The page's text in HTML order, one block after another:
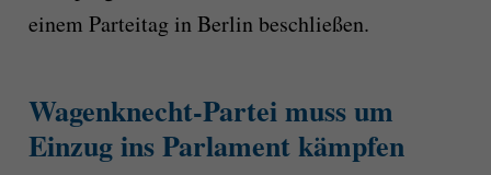
einem Parteitag in Berlin beschließen.
Wagenknecht-Partei muss um
Einzug ins Parlament kämpfen